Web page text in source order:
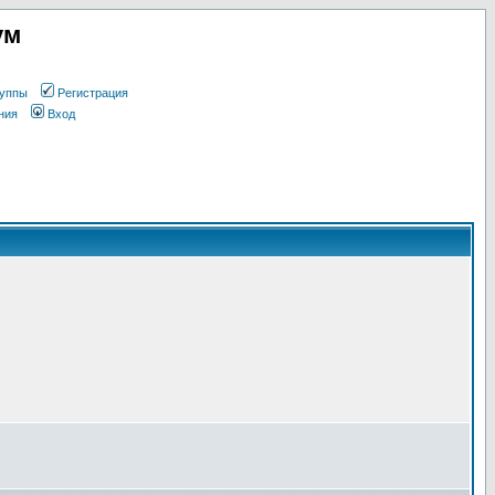
Регистрация
Вход